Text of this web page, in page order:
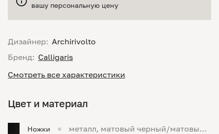
Дизайнер: Archirivolto
Бренд: Calligaris
Смотреть все характеристики
вашу персональную цену
Цвет и материал
Ножки
металл, матовый черный/матовый ч